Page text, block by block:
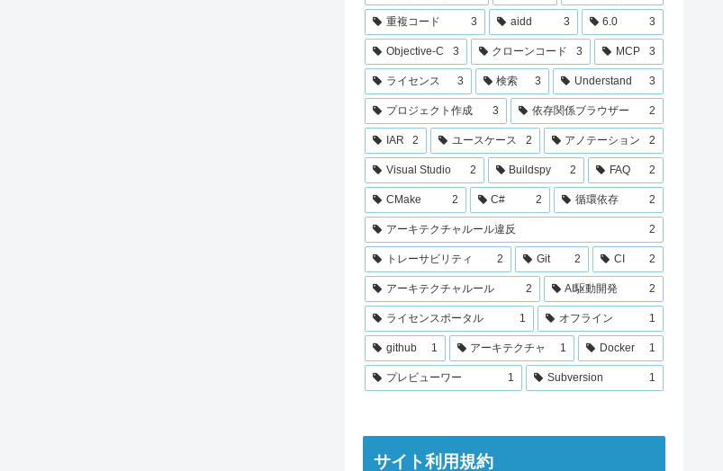
重複コード 3 aidd 3 6.0 3
Objective-C 3 クローンコード 3 MCP 3
ライセンス 3 検索 3 Understand 3
プロジェクト作成 3 依存関係ブラウザー 2
IAR 2 ユースケース 2 アノテーション 2
Visual Studio 2 Buildspy 2 FAQ 2
CMake 2 C# 2 循環依存 2
アーキテクチャルール違反 2
トレーサビリティ 2 Git 2 CI 2
アーキテクチャルール 2 AI駆動開発 2
ライセンスポータル 1 オフライン 1
github 1 アーキテクチャ 1 Docker 1
プレビューワー 1 Subversion 1
サイト利用規約